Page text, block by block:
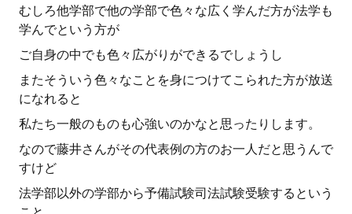
むしろ他学部で他の学部で色々な広く学んだ方が法学も
学んでという方が
ご自身の中でも色々広がりができるでしょうし
またそういう色々なことを身につけてこられた方が放送
になれると
私たち一般のものも心強いのかなと思ったりします。
なので藤井さんがその代表例の方のお一人だと思うんで
すけど
法学部以外の学部から予備試験司法試験受験するという